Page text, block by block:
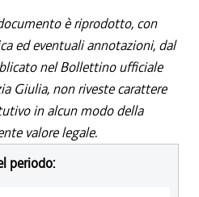
è riprodotto, con
ed eventuali annotazioni, dal
nel Bollettino ufficiale
Giulia, non riveste carattere
in alcun modo della
valore legale.
periodo: